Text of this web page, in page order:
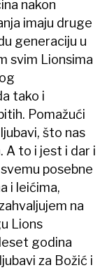
nakon
imaju druge
generaciju u
svim Lionsima
tako i
Pomažući
što nas
A to i jest i dar i
posebne
i leićima,
na
Lions
godina
za Božić i